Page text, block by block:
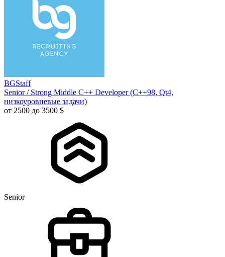
BGStaff
Senior / Strong Middle C++ Developer (C++98, Qt4,
низкоуровневые задачи)
от 2500 до 3500 $
Senior